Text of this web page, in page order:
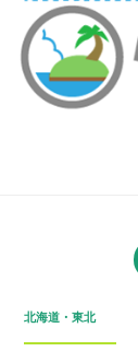
北海道・東北